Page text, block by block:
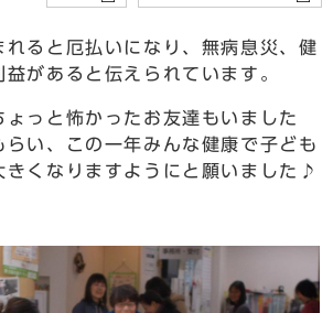
れると厄払いになり、無病息災、健
があると伝えられています。
ょっと怖かったお友達もいました
らい、この一年みんな健康で子ども
きくなりますようにと願いました♪